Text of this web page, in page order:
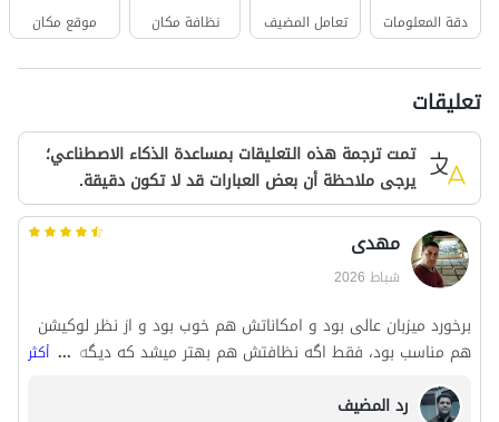
دقة المعلومات
تعامل المضيف
نظافة مكان
موقع مكان
تعليقات
تمت ترجمة هذه التعليقات بمساعدة الذكاء الاصطناعي؛
يرجى ملاحظة أن بعض العبارات قد لا تكون دقيقة.
مهدی
شباط 2026
برخورد میزبان عالی بود و امکاناتش هم خوب بود و از نظر لوکیشن
هم مناسب بود، فقط اگه نظافتش هم بهتر میشد که دیگه همه
چیز عالی میشد ولی جز این همه چیز خوب بود.
... أكثر
رد المضيف